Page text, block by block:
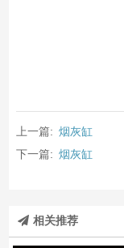
上一篇: 烟灰缸
下一篇: 烟灰缸
相关推荐